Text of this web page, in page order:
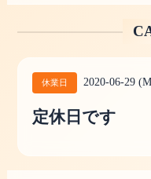
休業日 2020-06-29
定休日です